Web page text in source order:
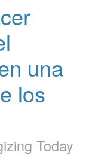
una
los
Today